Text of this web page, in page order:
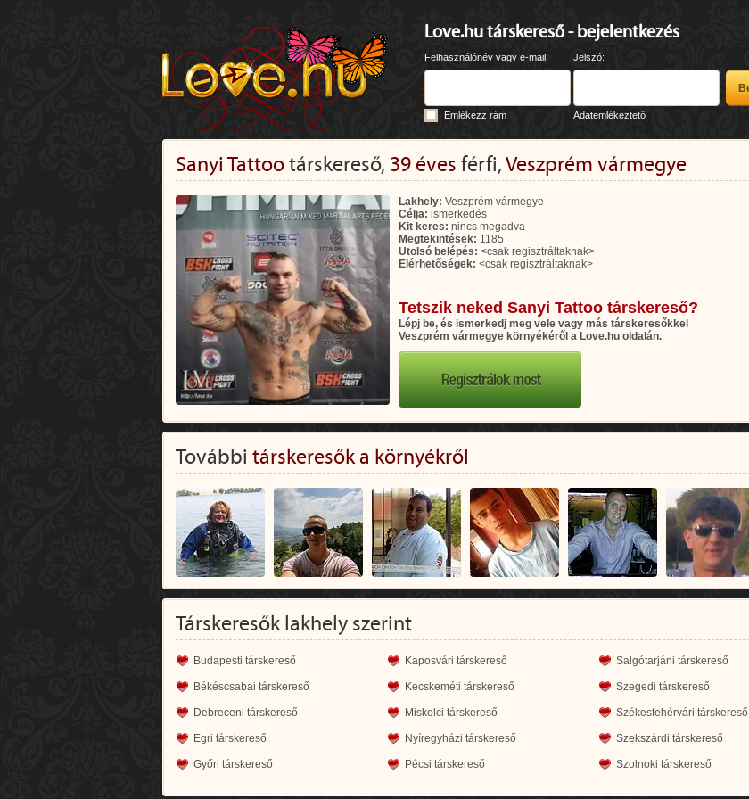
Love.hu társkereső - bejelentkezés
Felhasználónév vagy e-mail: Jelszó:
Emlékezz rám Adatemlékeztető
Sanyi Tattootárskereső, 39 éves férfi,Veszprém vármegye
Lakhely: Veszprém vármegye
Célja: ismerkedés
Kit keres: nincs megadva
Megtekintések: 1185
Utolsó belépés: <csak regisztráltaknak>
Elérhetőségek: <csak regisztráltaknak>
Tetszik neked Sanyi Tattoo társkereső?
Lépj be, és ismerkedj meg vele vagy más társkeresőkkel
Veszprém vármegye környékéről a Love.hu oldalán.
További társkeresők a környékről
Társkeresők lakhely szerint
Budapesti társkereső Kaposvári társkereső Salgótarjáni társkereső
Békéscsabai társkereső Kecskeméti társkereső Szegedi társkereső
Debreceni társkereső Miskolci társkereső Székesfehérvári társkereső
Egri társkereső Nyíregyházi társkereső Szekszárdi társkereső
Győri társkereső Pécsi társkereső Szolnoki társkereső